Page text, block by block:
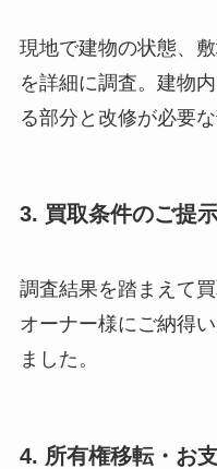
現地で建物の状態、
を詳細に調査。建物
る部分と改修が必要
3. 買取条件のご提
調査結果を踏まえて
オーナー様にご納得
ました。
4. 所有権移転・お